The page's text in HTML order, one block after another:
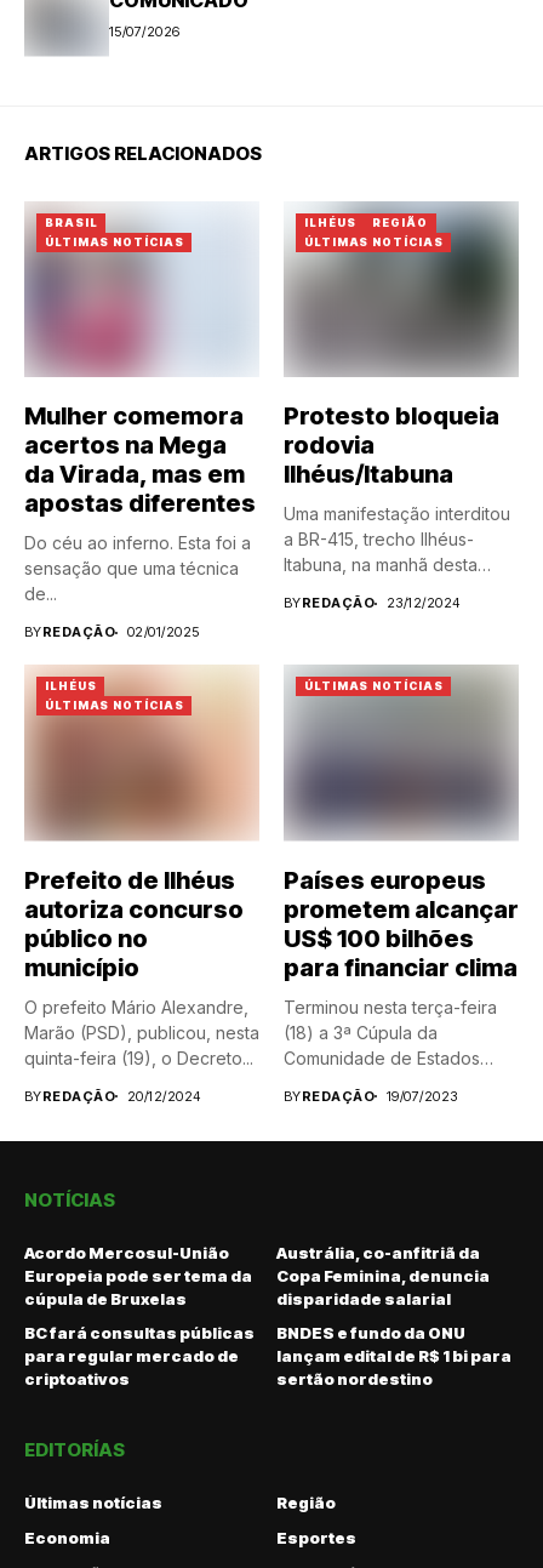
15/07/2026
ARTIGOS RELACIONADOS
BRASIL
ÚLTIMAS NOTÍCIAS
Mulher comemora
acertos na Mega
da Virada, mas em
apostas diferentes
Do céu ao inferno. Esta foi a
sensação que uma técnica
de...
BYREDAÇÃO 02/01/2025
ILHÉUS
REGIÃO
ÚLTIMAS NOTÍCIAS
Protesto bloqueia
rodovia
Ilhéus/Itabuna
Uma manifestação interditou
a BR-415, trecho Ilhéus-
Itabuna, na manhã desta
BYREDAÇÃO 23/12/2024
ILHÉUS
ÚLTIMAS NOTÍCIAS
Prefeito de Ilhéus
autoriza concurso
público no
município
O prefeito Mário Alexandre,
Marão (PSD), publicou, nesta
quinta-feira (19), o Decreto...
BYREDAÇÃO 20/12/2024
ÚLTIMAS NOTÍCIAS
Países europeus
prometem alcançar
US$ 100 bilhões
para financiar clima
Terminou nesta terça-feira
(18) a 3ª Cúpula da
Comunidade de Estados
BYREDAÇÃO 19/07/2023
NOTÍCIAS
Acordo Mercosul-União
Europeia pode ser tema da
cúpula de Bruxelas
Austrália, co-anfitriã da
Copa Feminina, denuncia
disparidade salarial
BC fará consultas públicas
para regular mercado de
criptoativos
BNDES e fundo da ONU
lançam edital de R$ 1 bi para
sertão nordestino
EDITORÍAS
Últimas notícias
Região
Economia
Esportes